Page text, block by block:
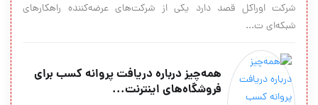
شرکت اوراکل قصد دارد یکی از شرکت‌‏های عرضه‏‌کننده راهکارهای
شبکه‌‏ای ت...
همه‌چیز درباره دریافت پروانه کسب برای
فروشگاه‌های اینترنت...